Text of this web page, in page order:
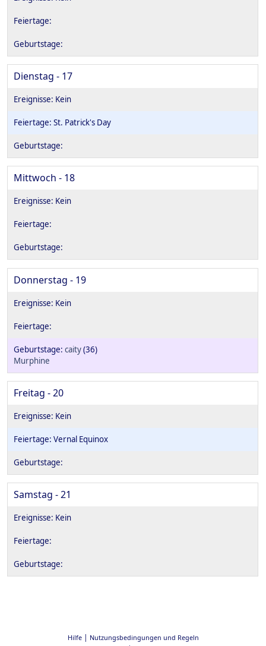
Dienstag - 17
St. Patrick's Day
Mittwoch - 18
Donnerstag - 19
caity(36)
Murphine
Freitag - 20
Vernal Equinox
Samstag - 21
Hilfe| Nutzungsbedingungen und Regeln